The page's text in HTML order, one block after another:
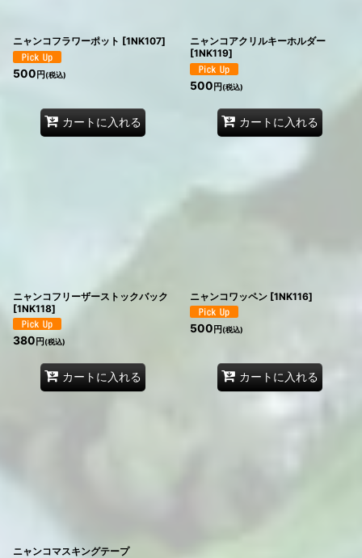
ニャンコフラワーポット [1NK107]
500 円(税込)
カートに入れる
ニャンコアクリルキーホルダー
[1NK119]
500 円(税込)
カートに入れる
ニャンコフリーザーストックバック
[1NK118]
380 円(税込)
カートに入れる
ニャンコワッペン [1NK116]
500 円(税込)
カートに入れる
ニャンコマスキングテープ